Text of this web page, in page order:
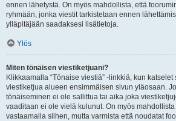
ennen lähetystä. On myös mahdollista, että
ryhmään, jonka viestit tarkistetaan ennen
ylläpitäjään saadaksesi lisätietoja.
Ylös
Miten tönäisen viestiketjuani?
Klikkaamalla “Tönaise viestiä” -linkkiä, kun katselet
viestiketjua alueen ensimmäisen sivun yläosaan.
tönäiseminen ei ole sallittua tai aika joka
vaaditaan ei ole vielä kulunut. On myös
vastaamalla siihen, mutta varmista että noudatat